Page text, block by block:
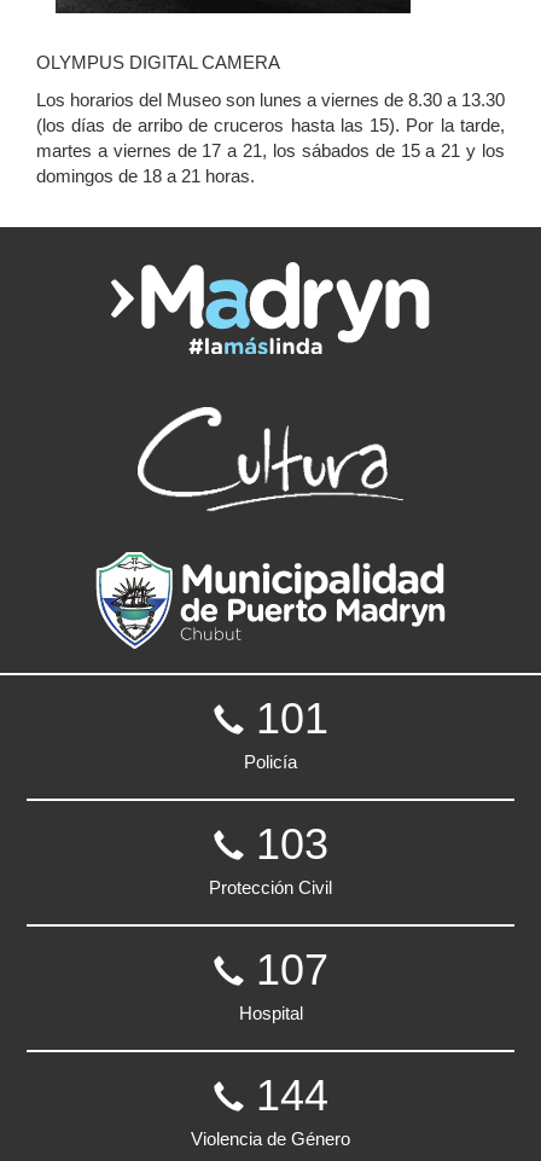
OLYMPUS DIGITAL CAMERA
Los horarios del Museo son lunes a viernes de 8.30 a 13.30
(los días de arribo de cruceros hasta las 15). Por la tarde,
martes a viernes de 17 a 21, los sábados de 15 a 21 y los
domingos de 18 a 21 horas.
101
Policía
103
Protección Civil
107
Hospital
144
Violencia de Género